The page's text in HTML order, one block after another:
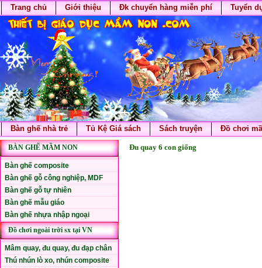
Trang chủ Giới thiệu Đk chuyển hàng miễn phí Tuyển
Bàn ghế nhà trẻ Tủ Kệ Giá sách Sách truyện Đồ chơi
BÀN GHẾ MẦM NON
Bàn ghế composite
Bàn ghế gỗ công nghiệp, MDF
Bàn ghế gỗ tự nhiên
Bàn ghế mẫu giáo
Bàn ghế nhựa nhập ngoại
Đồ chơi ngoài trời sx tại VN
Mâm quay, đu quay, đu đạp chân
Thú nhún lò xo, nhún composite
Đu quay 6 con giống